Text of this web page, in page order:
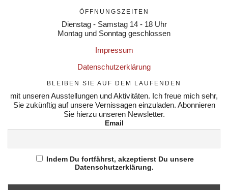
ÖFFNUNGSZEITEN
Dienstag - Samstag 14 - 18 Uhr
Montag und Sonntag geschlossen
Impressum
Datenschutzerklärung
BLEIBEN SIE AUF DEM LAUFENDEN
mit unseren Ausstellungen und Aktivitäten. Ich freue mich sehr,
Sie zukünftig auf unsere Vernissagen einzuladen. Abonnieren
Sie hierzu unseren Newsletter.
Email
Indem Du fortfährst, akzeptierst Du unsere
Datenschutzerklärung.